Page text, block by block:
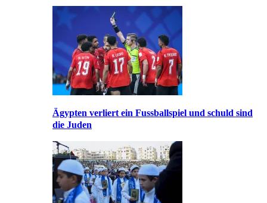
Ägypten verliert ein Fussballspiel und schuld sind
die Juden